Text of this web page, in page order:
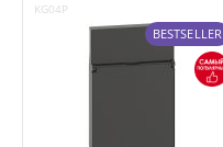
KG04P
BESTSELLER